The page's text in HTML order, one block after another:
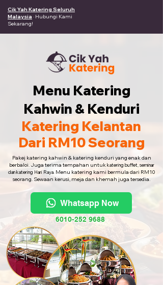
Cik Yah Katering Seluruh
Malaysia · Hubungi Kami
Sekarang!
Menu Katering
Kahwin & Kenduri
Katering Kelantan
Dari RM10 Seorang
Pakej katering kahwin & katering kenduri yang enak dan
berbaloi. Juga terima tempahan untukkatering buffet, seminar
dan katering Hari Raya. Menu katering kami bermula dari RM10
seorang. Sewaan kerusi, meja dan khemah juga tersedia.
Whatsapp Now
6010-252 9688